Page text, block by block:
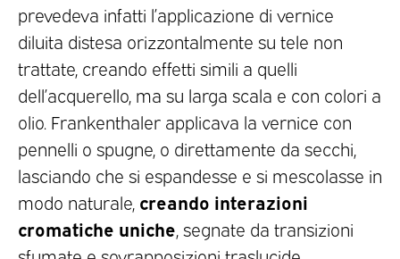
prevedeva infatti l’applicazione di vernice
diluita distesa orizzontalmente su tele non
trattate, creando effetti simili a quelli
dell’acquerello, ma su larga scala e con colori a
olio. Frankenthaler applicava la vernice con
pennelli o spugne, o direttamente da secchi,
lasciando che si espandesse e si mescolasse in
modo naturale, creando interazioni
cromatiche uniche , segnate da transizioni